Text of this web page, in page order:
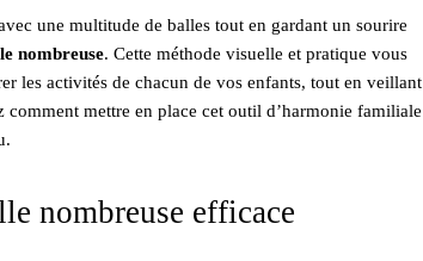
une multitude de balles tout en gardant un sourire
nombreuse. Cette méthode visuelle et pratique vous
les activités de chacun de vos enfants, tout en veillant
mettre en place cet outil d’harmonie familiale
nombreuse efficace